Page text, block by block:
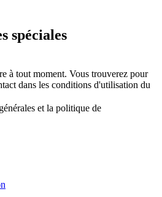
spéciales
à tout moment. Vous trouverez pour
dans les conditions d'utilisation du
et la politique de